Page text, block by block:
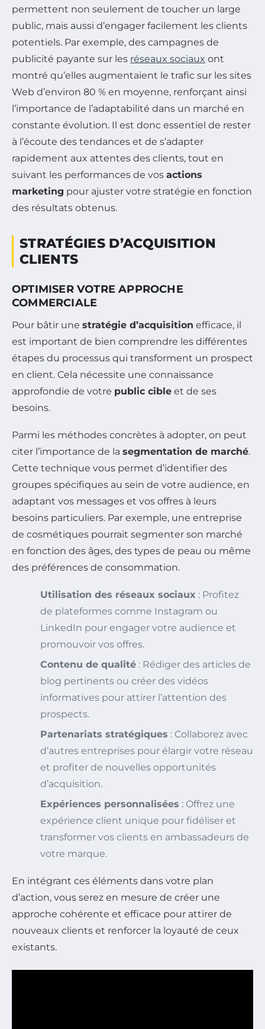
permettent non seulement de toucher un large
public, mais aussi d’engager facilement les clients
potentiels. Par exemple, des campagnes de
publicité payante sur les réseaux sociaux ont
montré qu’elles augmentaient le trafic sur les sites
Web d’environ 80 % en moyenne, renforçant ainsi
l’importance de l’adaptabilité dans un marché en
constante évolution. Il est donc essentiel de rester
à l’écoute des tendances et de s’adapter
rapidement aux attentes des clients, tout en
suivant les performances de vos actions
marketing pour ajuster votre stratégie en fonction
des résultats obtenus.
STRATÉGIES D’ACQUISITION
CLIENTS
OPTIMISER VOTRE APPROCHE
COMMERCIALE
Pour bâtir une stratégie d’acquisition efficace, il
est important de bien comprendre les différentes
étapes du processus qui transforment un prospect
en client. Cela nécessite une connaissance
approfondie de votre public cible et de ses
besoins.
Parmi les méthodes concrètes à adopter, on peut
citer l’importance de la segmentation de marché.
Cette technique vous permet d’identifier des
groupes spécifiques au sein de votre audience, en
adaptant vos messages et vos offres à leurs
besoins particuliers. Par exemple, une entreprise
de cosmétiques pourrait segmenter son marché
en fonction des âges, des types de peau ou même
des préférences de consommation.
Utilisation des réseaux sociaux : Profitez
de plateformes comme Instagram ou
LinkedIn pour engager votre audience et
promouvoir vos offres.
Contenu de qualité : Rédiger des articles de
blog pertinents ou créer des vidéos
informatives pour attirer l’attention des
prospects.
Partenariats stratégiques : Collaborez avec
d’autres entreprises pour élargir votre réseau
et profiter de nouvelles opportunités
d’acquisition.
Expériences personnalisées : Offrez une
expérience client unique pour fidéliser et
transformer vos clients en ambassadeurs de
votre marque.
En intégrant ces éléments dans votre plan
d’action, vous serez en mesure de créer une
approche cohérente et efficace pour attirer de
nouveaux clients et renforcer la loyauté de ceux
existants.